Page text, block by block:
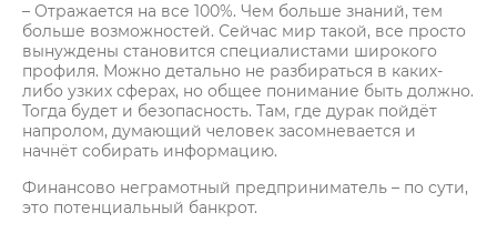
– Отражается на все 100%. Чем больше знаний, тем
больше возможностей. Сейчас мир такой, все просто
вынуждены становится специалистами широкого
профиля. Можно детально не разбираться в каких-
либо узких сферах, но общее понимание быть должно.
Тогда будет и безопасность. Там, где дурак пойдёт
напролом, думающий человек засомневается и
начнёт собирать информацию.
Финансово неграмотный предприниматель – по сути,
это потенциальный банкрот.